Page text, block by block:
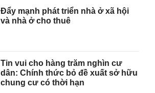
Đẩy mạnh phát triển nhà ở xã hội
và nhà ở cho thuê
Tin vui cho hàng trăm nghìn cư
dân: Chính thức bỏ đề xuất sở hữu
chung cư có thời hạn